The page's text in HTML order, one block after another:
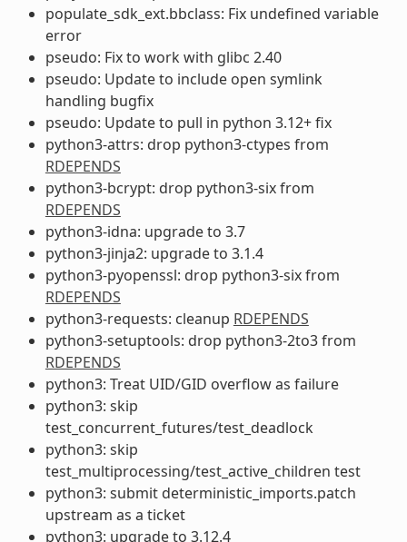
populate_sdk_ext.bbclass: Fix undefined variable
error
pseudo: Fix to work with glibc 2.40
pseudo: Update to include open symlink
handling bugfix
pseudo: Update to pull in python 3.12+ fix
python3-attrs: drop python3-ctypes from
RDEPENDS
python3-bcrypt: drop python3-six from
RDEPENDS
python3-idna: upgrade to 3.7
python3-jinja2: upgrade to 3.1.4
python3-pyopenssl: drop python3-six from
RDEPENDS
python3-requests: cleanup RDEPENDS
python3-setuptools: drop python3-2to3 from
RDEPENDS
python3: Treat UID/GID overflow as failure
python3: skip
test_concurrent_futures/test_deadlock
python3: skip
test_multiprocessing/test_active_children test
python3: submit deterministic_imports.patch
upstream as a ticket
python3: upgrade to 3.12.4